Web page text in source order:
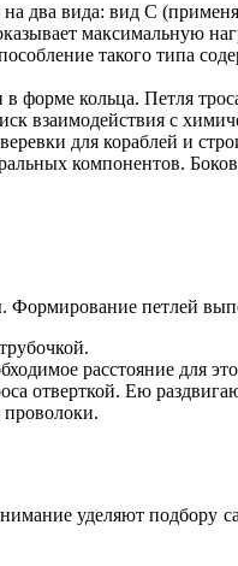
два вида: вид С
максимальную
такого типа
форме кольца. Петля
взаимодействия с
для кораблей и
компонентов.
Формирование петлей
расстояние для
отверткой. Ею
проволоки.
уделяют подбору